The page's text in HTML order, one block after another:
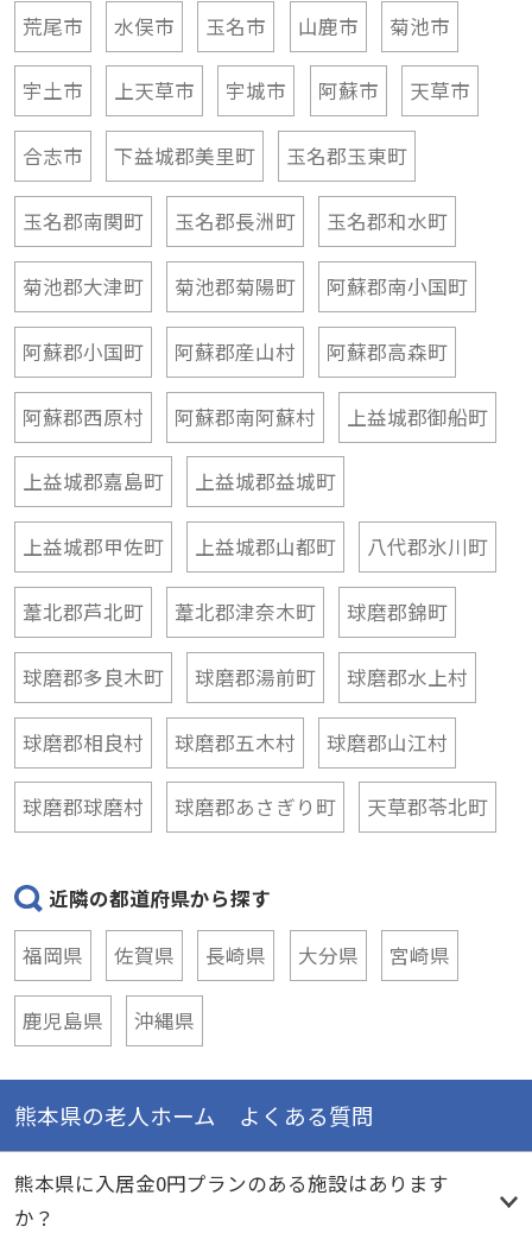
荒尾市 水俣市 玉名市 山鹿市 菊池市
宇土市 上天草市 宇城市 阿蘇市 天草市
合志市 下益城郡美里町 玉名郡玉東町
玉名郡南関町 玉名郡長洲町 玉名郡和水町
菊池郡大津町 菊池郡菊陽町 阿蘇郡南小国町
阿蘇郡小国町 阿蘇郡産山村 阿蘇郡高森町
阿蘇郡西原村 阿蘇郡南阿蘇村 上益城郡御船町
上益城郡嘉島町 上益城郡益城町
上益城郡甲佐町 上益城郡山都町 八代郡氷川町
葦北郡芦北町 葦北郡津奈木町 球磨郡錦町
球磨郡多良木町 球磨郡湯前町 球磨郡水上村
球磨郡相良村 球磨郡五木村 球磨郡山江村
球磨郡球磨村 球磨郡あさぎり町 天草郡苓北町
近隣の都道府県から探す
福岡県
佐賀県 長崎県 大分県 宮崎県
鹿児島県 沖縄県
熊本県の老人ホーム よくある質問
熊本県に入居金0円プランのある施設はあります
か？